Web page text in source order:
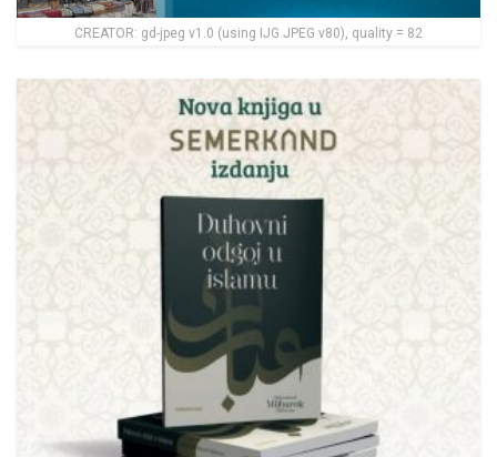
CREATOR: gd-jpeg v1.0 (using IJG JPEG v80), quality = 82